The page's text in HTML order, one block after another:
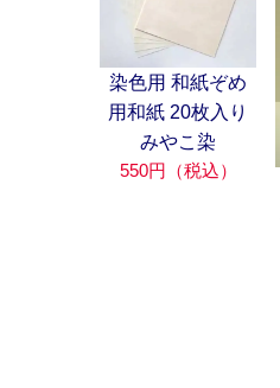
染色用 和紙ぞめ
用和紙 20枚入り
みやこ染
550円（税込）